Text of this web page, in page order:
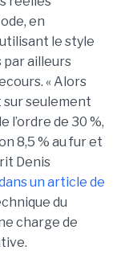
en
le style
par ailleurs
« Alors
seulement
l’ordre de 30 %,
8,5 % au fur et
Denis
un article de
du
charge de